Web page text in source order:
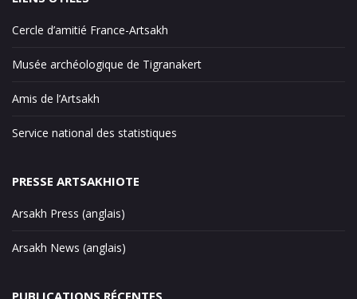
Cercle d’amitié France-Artsakh
Musée archéologique de Tigranakert
Amis de l’Artsakh
Service national des statistiques
PRESSE ARTSAKHIOTE
Arsakh Press (anglais)
Arsakh News (anglais)
PUBLICATIONS RÉCENTES